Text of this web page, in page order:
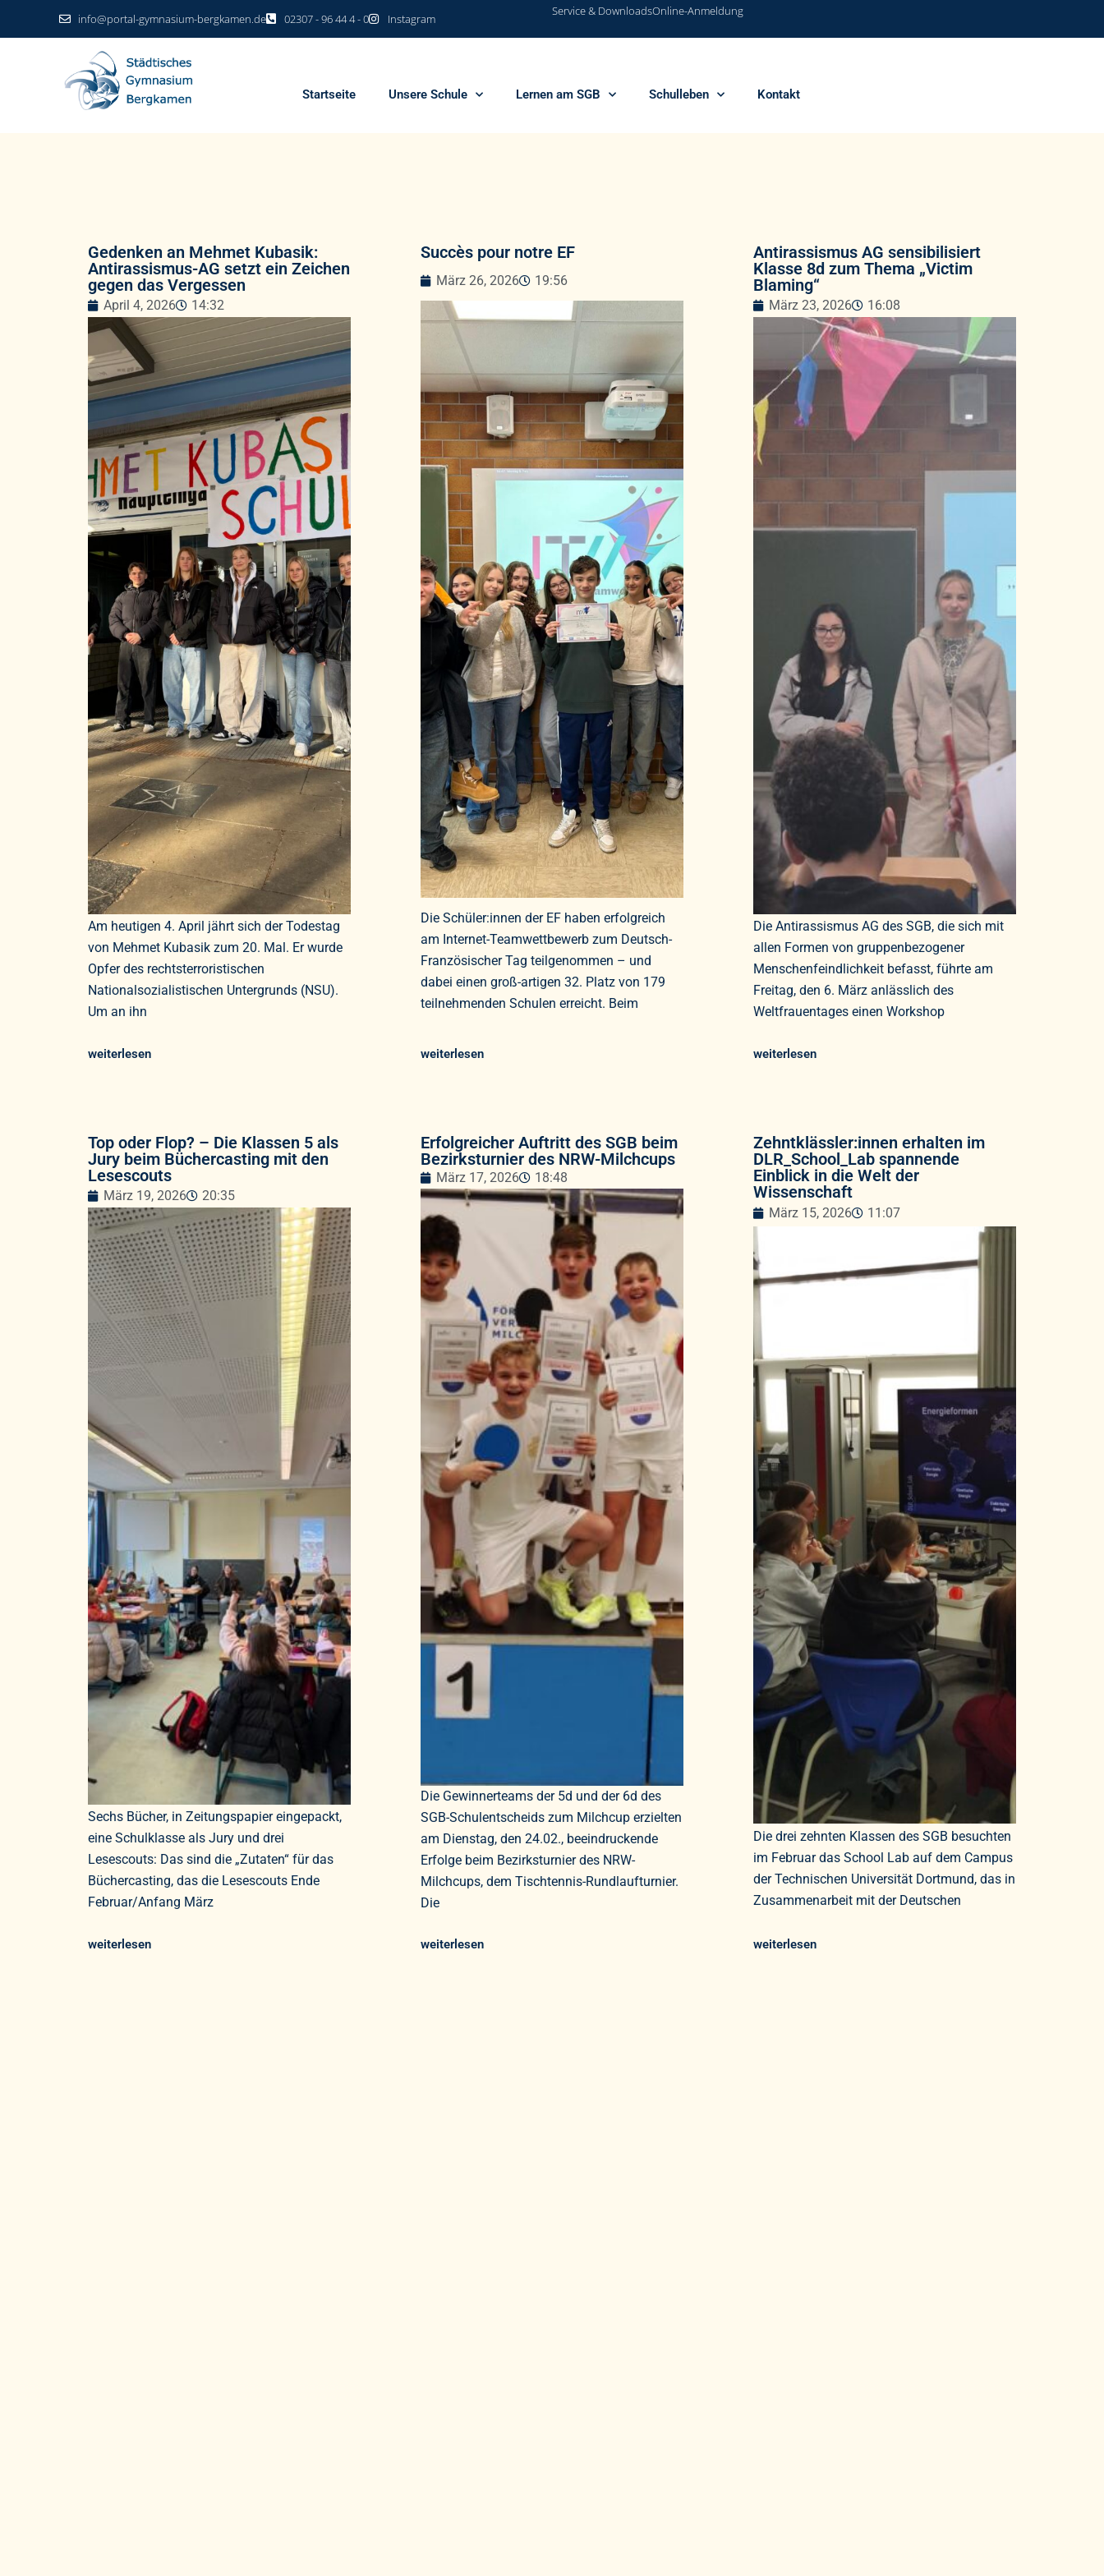
info@portal-gymnasium-bergkamen.de 02307 - 96 44 4 - 0 Instagram
Service & DownloadsOnline-Anmeldung
Startseite Unsere Schule Lernen am SGB Schulleben Kontakt
Gedenken an Mehmet Kubasik:
Antirassismus-AG setzt ein Zeichen
gegen das Vergessen
April 4, 2026 14:32
Am heutigen 4. April jährt sich der Todestag
von Mehmet Kubasik zum 20. Mal. Er wurde
Opfer des rechtsterroristischen
Nationalsozialistischen Untergrunds (NSU).
Um an ihn
weiterlesen
Succès pour notre EF
März 26, 2026 19:56
Die Schüler:innen der EF haben erfolgreich
am Internet-Teamwettbewerb zum Deutsch-
Französischer Tag teilgenommen – und
dabei einen groß-artigen 32. Platz von 179
teilnehmenden Schulen erreicht. Beim
weiterlesen
Antirassismus AG sensibilisiert
Klasse 8d zum Thema „Victim
Blaming“
März 23, 2026 16:08
Die Antirassismus AG des SGB, die sich mit
allen Formen von gruppenbezogener
Menschenfeindlichkeit befasst, führte am
Freitag, den 6. März anlässlich des
Weltfrauentages einen Workshop
weiterlesen
Top oder Flop? – Die Klassen 5 als
Jury beim Büchercasting mit den
Lesescouts
März 19, 2026 20:35
Sechs Bücher, in Zeitungspapier eingepackt,
eine Schulklasse als Jury und drei
Lesescouts: Das sind die „Zutaten“ für das
Büchercasting, das die Lesescouts Ende
Februar/Anfang März
weiterlesen
Erfolgreicher Auftritt des SGB beim
Bezirksturnier des NRW-Milchcups
März 17, 2026 18:48
Die Gewinnerteams der 5d und der 6d des
SGB-Schulentscheids zum Milchcup erzielten
am Dienstag, den 24.02., beeindruckende
Erfolge beim Bezirksturnier des NRW-
Milchcups, dem Tischtennis-Rundlaufturnier.
Die
weiterlesen
Zehntklässler:innen erhalten im
DLR_School_Lab spannende
Einblick in die Welt der
Wissenschaft
März 15, 2026 11:07
Die drei zehnten Klassen des SGB besuchten
im Februar das School Lab auf dem Campus
der Technischen Universität Dortmund, das in
Zusammenarbeit mit der Deutschen
weiterlesen